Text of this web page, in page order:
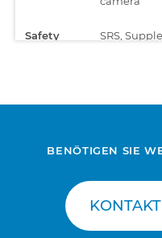
Safety
SRS,
BENÖTIGEN SIE